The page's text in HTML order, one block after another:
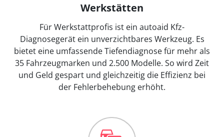
Werkstätten
Für Werkstattprofis ist ein autoaid Kfz-
Diagnosegerät ein unverzichtbares Werkzeug. Es
bietet eine umfassende Tiefendiagnose für mehr als
35 Fahrzeugmarken und 2.500 Modelle. So wird Zeit
und Geld gespart und gleichzeitig die Effizienz bei
der Fehlerbehebung erhöht.